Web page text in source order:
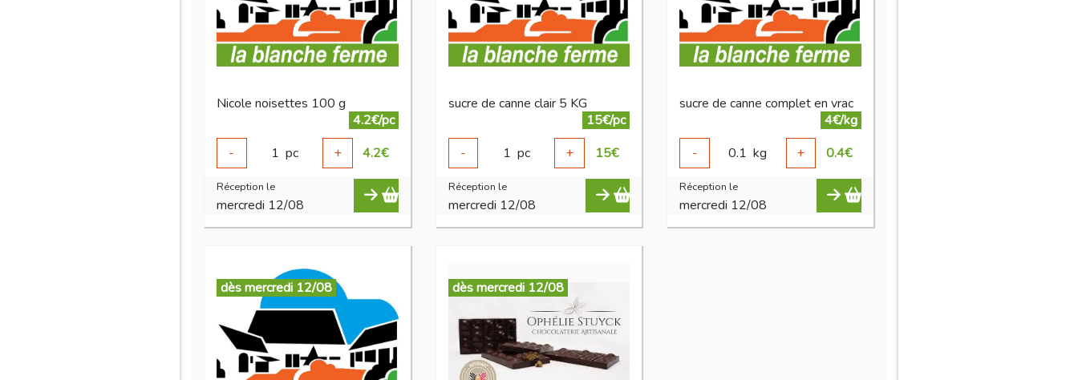
Nicole noisettes 100 g
4.2€/pc
-
1 pc + 4.2€
Réception le
mercredi 12/08
sucre de canne clair 5 KG
15€/pc
-
1 pc + 15€
Réception le
mercredi 12/08
sucre de canne complet en vrac
4€/kg
-
0.1 kg + 0.4€
Réception le
mercredi 12/08
dès mercredi 12/08 dès mercredi 12/08